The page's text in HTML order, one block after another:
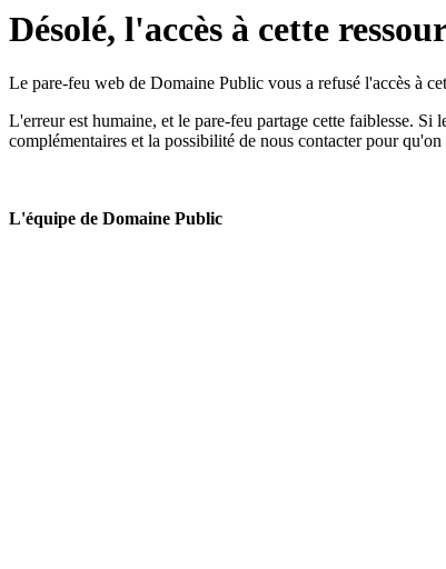
Désolé, l'accès à cette
Le pare-feu web de Domaine Public vous a refusé l'accès à
L'erreur est humaine, et le pare-feu partage cette faiblesse.
complémentaires et la possibilité de nous contacter pour
L'équipe de Domaine Public